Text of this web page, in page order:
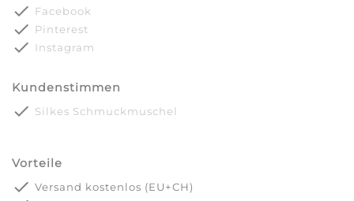
done Facebook
done Pinterest
done Instagram
Kundenstimmen
done Silkes Schmuckmuschel
Vorteile
done Versand kostenlos (EU+CH)